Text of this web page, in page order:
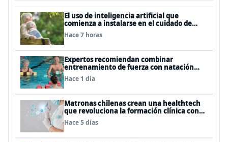
El uso de inteligencia artificial que
comienza a instalarse en el cuidado de
personas mayores
Hace 7 horas
Expertos recomiendan combinar
entrenamiento de fuerza con natación
para fortalecer la salud
Hace 1 día
Matronas chilenas crean una healthtech
que revoluciona la formación clínica con
simuladores inteligentes
Hace 5 días